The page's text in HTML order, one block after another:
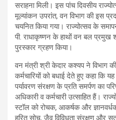
सराहना मिली। इस पांच दिवसीय
मूल्यांकन उपरांत, वन विभाग की इस
चयनित किया गया। राज्योत्सव के
पी. राधाकृष्णन के हाथों वन बल प्रमुख
पुरस्कार ग्रहण किया।
वन मंत्री श्री केदार कश्यप ने विभाग
कर्मचारियों को बधाई देते हुए कहा कि
पर्यावरण संरक्षण के प्रति समर्पण का
अधिकारी व कर्मचारी उत्साहित हैं।
स्टॉल को रोचक, आकर्षक और
हरित सोच, जैव विविधता संरक्षण और